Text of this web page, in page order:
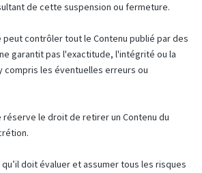
de cette suspension ou fermeture.
peut contrôler tout le Contenu publié par des
garantit pas l'exactitude, l'intégrité ou la
compris les éventuelles erreurs ou
réserve le droit de retirer un Contenu du
qu’il doit évaluer et assumer tous les risques